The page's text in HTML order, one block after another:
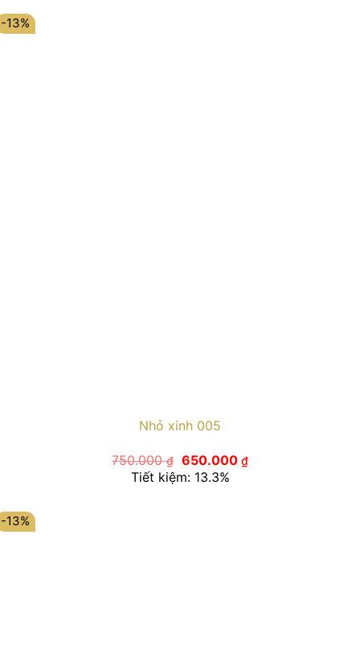
-13%
Nhỏ xinh 005
750.000₫ Giá
gốc
là:
650.000 ₫Giá
hiện
Tiết kiệm: 13.3%
-13%